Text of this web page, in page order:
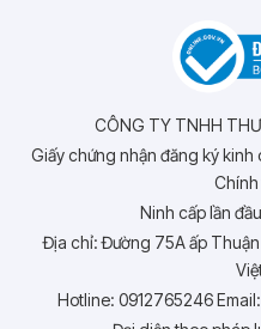
CÔNG TY TNHH
Giấy chứng nhận đăng ký
Ninh cấp lần
Địa chỉ: Đường 75A ấp
Hotline: 0912765246